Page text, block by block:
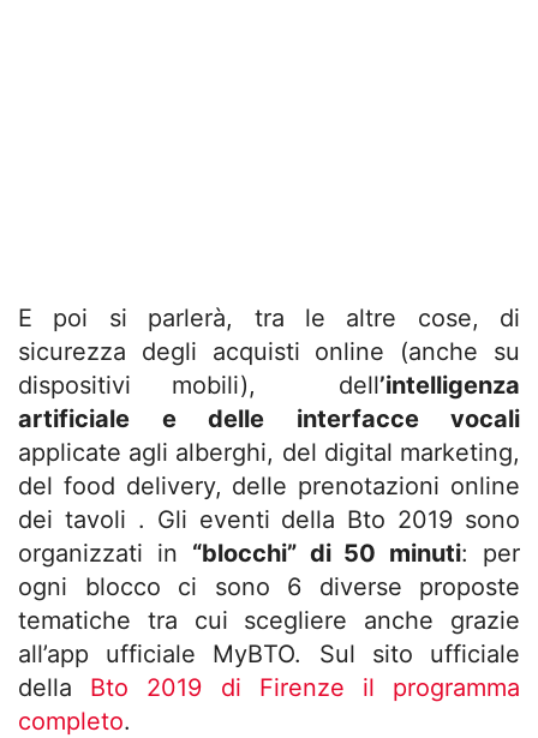
E poi si parlerà, tra le altre cose, di
sicurezza degli acquisti online (anche su
dispositivi mobili), dell’intelligenza
artificiale e delle interfacce vocali
applicate agli alberghi, del digital marketing,
del food delivery, delle prenotazioni online
dei tavoli . Gli eventi della Bto 2019 sono
organizzati in “blocchi” di 50 minuti: per
ogni blocco ci sono 6 diverse proposte
tematiche tra cui scegliere anche grazie
all’app ufficiale MyBTO. Sul sito ufficiale
della Bto 2019 di Firenze il programma
completo.